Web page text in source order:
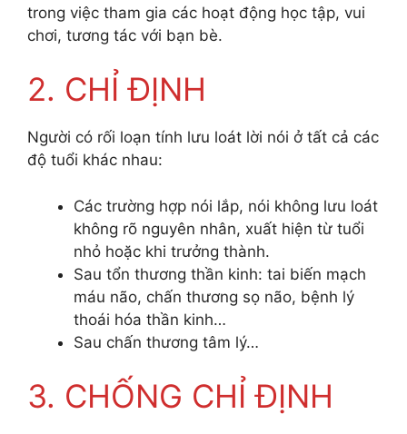
trong việc tham gia các hoạt động học tập, vui
chơi, tương tác với bạn bè.
2. CHỈ ĐỊNH
Người có rối loạn tính lưu loát lời nói ở tất cả các
độ tuổi khác nhau:
Các trường hợp nói lắp, nói không lưu loát
không rõ nguyên nhân, xuất hiện từ tuổi
nhỏ hoặc khi trưởng thành.
Sau tổn thương thần kinh: tai biến mạch
máu não, chấn thương sọ não, bệnh lý
thoái hóa thần kinh…
Sau chấn thương tâm lý…
3. CHỐNG CHỈ ĐỊNH